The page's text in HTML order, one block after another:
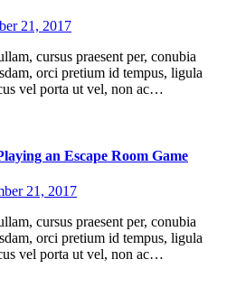
21, 2017
cursus praesent per, conubia
orci pretium id tempus, ligula
vel porta ut vel, non ac…
an Escape Room Game
21, 2017
cursus praesent per, conubia
orci pretium id tempus, ligula
vel porta ut vel, non ac…